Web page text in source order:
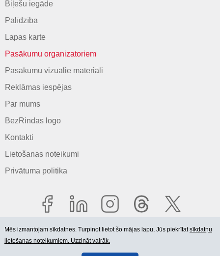
Biļešu iegāde
Palīdzība
Lapas karte
Pasākumu organizatoriem
Pasākumu vizuālie materiāli
Reklāmas iespējas
Par mums
BezRindas logo
Kontakti
Lietošanas noteikumi
Privātuma politika
© 2006-2026 SIA "BEZRINDAS.LV".
Mēs izmantojam sīkdatnes. Turpinot lietot šo mājas lapu, Jūs piekrītatsīkdatņu
lietošanas noteikumiem. Uzzināt vairāk.